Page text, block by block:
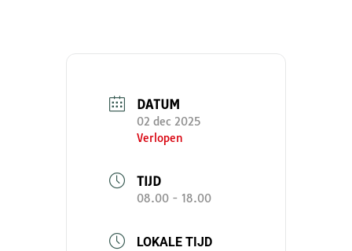
DATUM
02 dec 2025
Verlopen
TIJD
08.00 - 18.00
LOKALE TIJD